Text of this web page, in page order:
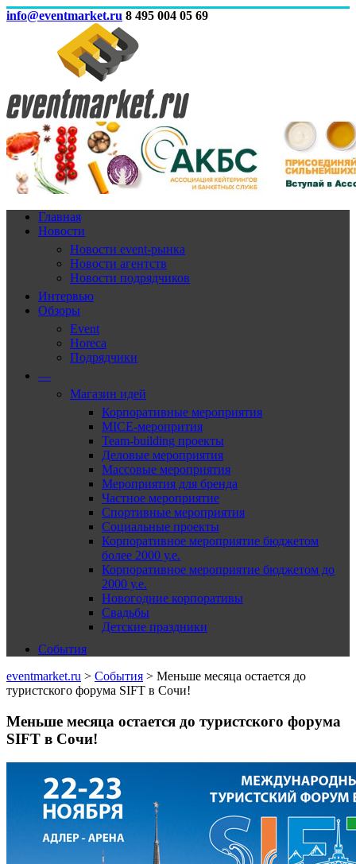
info@eventmarket.ru 8 495 004 05 69
Главная
Новости
Новости event-рынка
Новости агентств
Новости подрядчиков
Интервью
Обзоры
Event
Horeca
Подрядчики
—
Магазин идей
Корпоративные мероприятия
MICE-меропрития
Team-building проекты
Деловые мероприятия
Массовые мероприятия
Мероприятия для бренда
Частное мероприятие
Спортивные мероприятия
Социальные проекты
Корпоративное мероприятие бюджетом
более 2000 у.е.
Корпоративное мероприятие бюджетом до
2000 у.е.
Новогодние корпоративы
Свадьбы
Детские праздники
События
eventmarket.ru > События > Меньше месяца остается до
туристского форума SIFT в Сочи!
Меньше месяца остается до туристского форума
SIFT в Сочи!